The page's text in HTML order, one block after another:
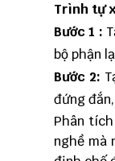
Trình tự
Bước 1 :
bộ phận
Bước 2:
đứng
Phân
nghề mà